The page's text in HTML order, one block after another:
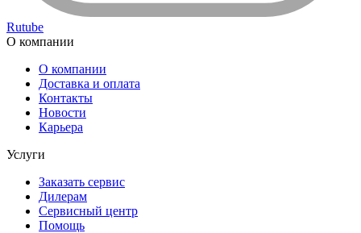
Rutube
О компании
О компании
Доставка и оплата
Контакты
Новости
Карьера
Услуги
Заказать сервис
Дилерам
Сервисный центр
Помощь